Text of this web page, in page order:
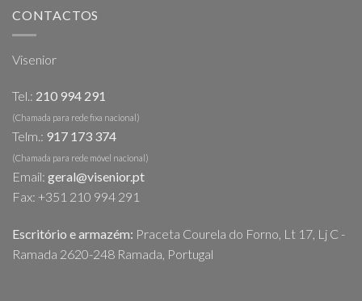
CONTACTOS
Visenior
Tel.: 210 994 291
(Chamada para rede fixa nacional)
Telm.: 917 173 374
(Chamada para rede móvel nacional)
Email: geral@visenior.pt
Fax: +351 210 994 291
Escritório e armazém: Praceta Courela do Forno, Lt 17, Lj C -
Ramada 2620-248 Ramada, Portugal